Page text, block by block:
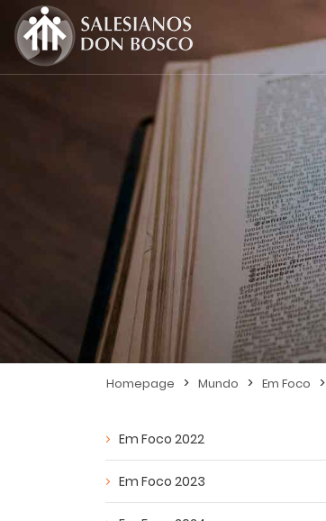
Homepage > Mundo > Em Foco >
Em Foco 2022
Em Foco 2023